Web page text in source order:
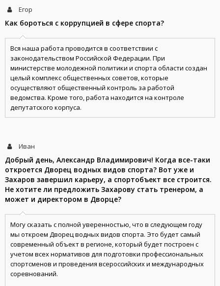
Егор
Как бороться с коррупцией в сфере спорта?
Вся наша работа проводится в соответствии с
законодательством Российской Федерации. При
министерстве молодежной политики и спорта области создан
целый комплекс общественных советов, которые
осуществляют общественный контроль за работой
ведомства. Кроме того, работа находится на контроле
депутатского корпуса.
Иван
Добрый день, Александр Владимирович! Когда все-таки
откроется Дворец водных видов спорта? Вот уже и
Захаров завершил карьеру, а спортобъект все строится.
Не хотите ли предложить Захарову стать тренером, а
может и директором в Дворце?
Могу сказать с полной уверенностью, что в следующем году
мы откроем Дворец водных видов спорта. Это будет самый
современный объект в регионе, который будет построен с
учетом всех нормативов для подготовки профессиональных
спортсменов и проведения всероссийских и международных
соревнований.